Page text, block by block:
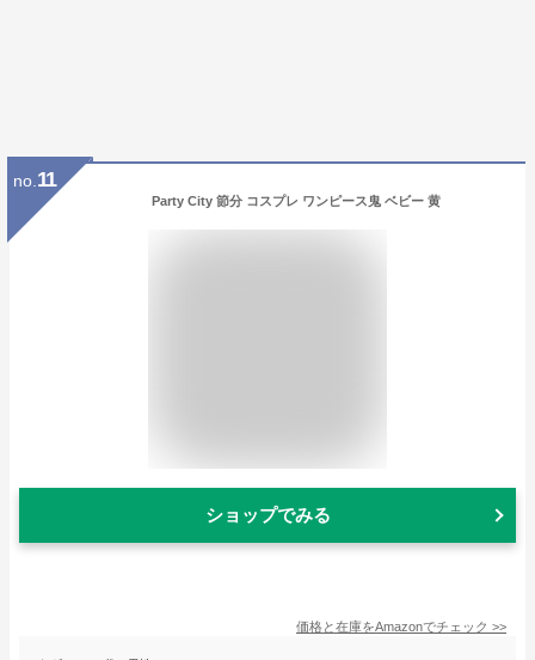
no. 11
Party City 節分 コスプレ ワンピース鬼 ベビー 黄
ショップでみる
価格と在庫をAmazonでチェック >>